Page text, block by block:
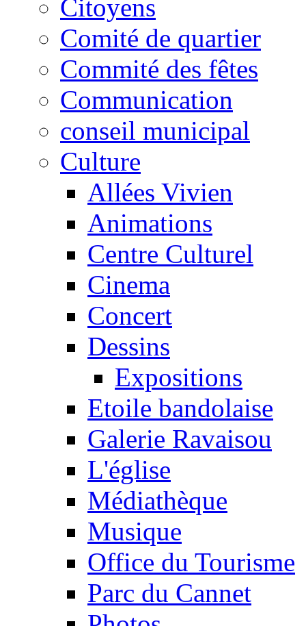
Citoyens
Comité de quartier
Commité des fêtes
Communication
conseil municipal
Culture
Allées Vivien
Animations
Centre Culturel
Cinema
Concert
Dessins
Expositions
Etoile bandolaise
Galerie Ravaisou
L'église
Médiathèque
Musique
Office du Tourisme
Parc du Cannet